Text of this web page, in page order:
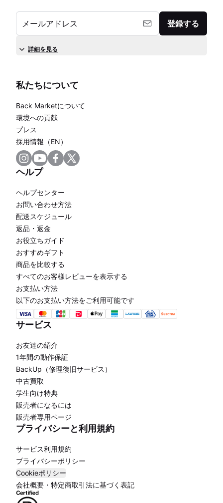
メールアドレス 登録する
詳細を見る
私たちについて
Back Marketについて
環境への貢献
プレス
採用情報（EN）
ヘルプ
ヘルプセンター
お問い合わせ方法
配送スケジュール
返品・返金
お役立ちガイド
おすすめギフト
商品を比較する
すべてのお客様レビューを表示する
お支払い方法
以下のお支払い方法をご利用可能です
サービス
お友達の紹介
1年間の動作保証
BackUp（修理復旧サービス）
中古買取
学生向け特典
販売者になるには
販売者専用ページ
プライバシーと利用規約
サービス利用規約
プライバシーポリシー
Cookieポリシー
会社概要・特定商取引法に基づく表記